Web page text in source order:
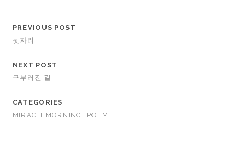
PREVIOUS POST
뒷자리
NEXT POST
구부러진 길
CATEGORIES
MIRACLEMORNING
POEM